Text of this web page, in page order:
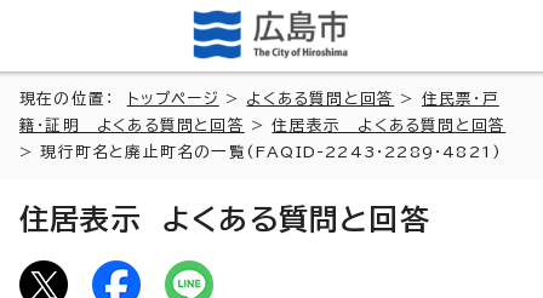
現在の位置： トップページ > よくある質問と回答 > 住民票・戸
籍・証明 よくある質問と回答
>住居表示 よくある質問と回答
> 現行町名と廃止町名の一覧(FAQID-2243・2289・4821)
住居表示 よくある質問と回答